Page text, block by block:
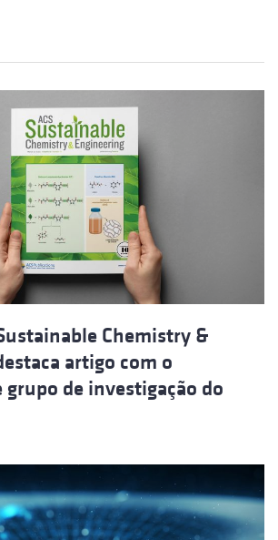
Chemistry &
artigo com o
de investigação do